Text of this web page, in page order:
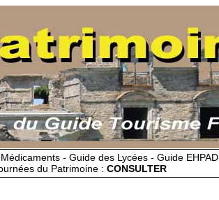
- Guide des Lycées - Guide EHPAD
du Patrimoine : CONSULTER